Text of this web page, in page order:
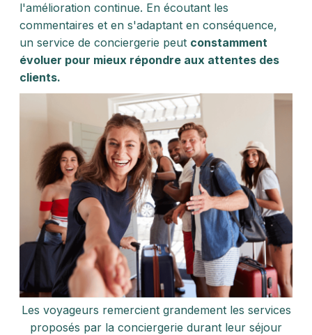
l'amélioration continue. En écoutant les
commentaires et en s'adaptant en conséquence,
un service de conciergerie peut constamment
évoluer pour mieux répondre aux attentes des
clients.
Les voyageurs remercient grandement les services
proposés par la conciergerie durant leur séjour